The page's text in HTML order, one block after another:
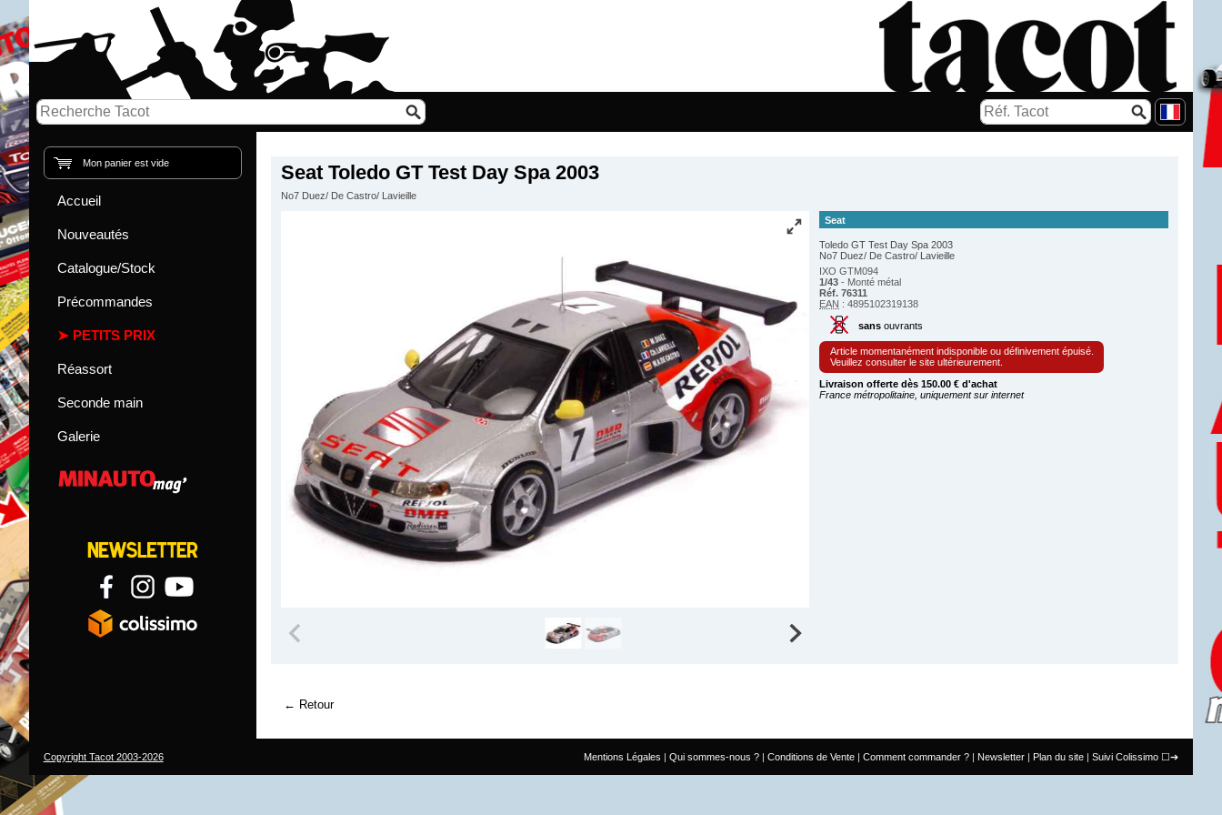
Seat Toledo GT Test Day Spa 2003
No7 Duez/ De Castro/ Lavieille
Seat
Toledo GT Test Day Spa 2003
No7 Duez/ De Castro/ Lavieille
IXO GTM094
1/43 - Monté métal
Réf. 76311
EAN : 4895102319138
sansouvrants
Article momentanément indisponible ou définivement épuisé.
Veuillez consulter le site ultérieurement.
Livraison offerte dès 150.00 € d'achat
France métropolitaine, uniquement sur internet
Retour
Mon panier est vide
Accueil
Nouveautés
Catalogue/Stock
Précommandes
PETITS PRIX
Réassort
Seconde main
Galerie
Mentions Légales Qui sommes-nous ? Conditions de Vente Comment commander ? Newsletter Plan du site Suivi Colissimo
Copyright Tacot 2003-2026